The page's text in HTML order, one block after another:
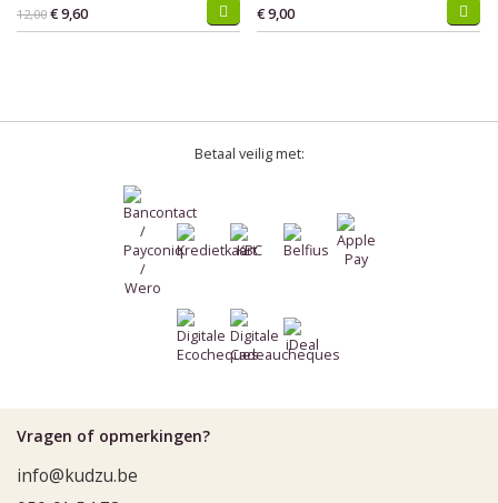
12,00 € 9,60 € 9,00
Betaal veilig met:
Vragen of opmerkingen?
info@kudzu.be